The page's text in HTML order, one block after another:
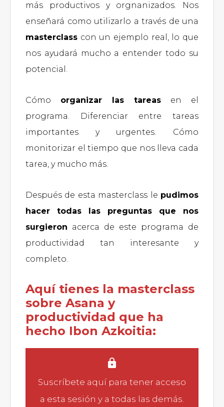
más productivos y orgnanizados. Nos
enseñará como utilizarlo a través de una
masterclass con un ejemplo real, lo que
nos ayudará mucho a entender todo su
potencial.
Cómo organizar las tareas en el
programa. Diferenciar entre tareas
importantes y urgentes. Cómo
monitorizar el tiempo que nos lleva cada
tarea, y mucho más.
Después de esta masterclass le pudimos
hacer todas las preguntas que nos
surgieron acerca de este programa de
productividad tan interesante y
completo.
Aquí tienes la masterclass
sobre Asana y
productividad que ha
hecho Ibon Azkoitia:
Suscríbete aquí para tener acceso
a esta sesión y a todas las demás.